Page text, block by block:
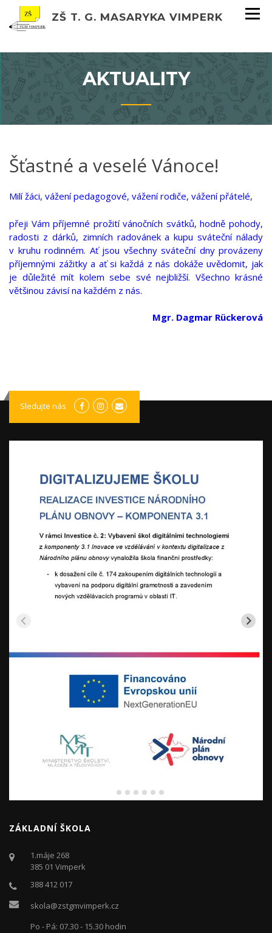
ZŠ T. G. MASARYKA VIMPERK
AKTUALITY
Šťastné a veselé Vánoce!
Milí žáci, vážení pedagogové, vážení rodiče, vážení přátelé,
přeji Vám příjemné prožití vánočních svátků, hodně pohody,
radosti z dárků, zimních radovánek a kupu sváteční nálady
v kruhu rodinném. Ať jsou všechny sváteční dny provázeny
příjemnými zážitky a ať si každá z nás dokáže uvědomit, jak
je důležité mít kolem sebe své nejbližší. Všechno krásné
většinou závisí na každém z nás.
Mgr. Dagmar Rückerová
Sledujte nás
ZÁKLADNÍ ŠKOLA
1.máje 268
385 01 Vimperk
388 412 017
skola@zstgmvimperk.cz
Po - Pá: 07.30 - 15.30 hodin